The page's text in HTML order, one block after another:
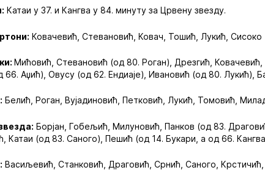
Катаи у 37. и Кангва у 84. минуту за Црвену звезду.
Ковачевић, Стевановић, Ковач, Тошић, Лукић, Сисоко
Мићовић, Стевановић (од 80. Роган), Дрезгић,
66. Аџић), Овусу (од 62. Ендиаје), Ивановић (од 80. Лукић),
Белић, Роган, Вујадиновић, Петковић, Лукић, Томовић,
Борјан, Гобељић, Милуновић, Панков (од 83.
Катаи (од 83. Саного), Пешић (од 14. Букари, а од 66.
Васиљевић, Станковић, Драговић, Срнић, Саного,